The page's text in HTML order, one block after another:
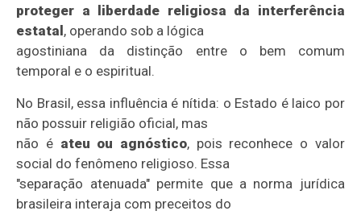
proteger a liberdade religiosa da interferência
estatal , operando sob a lógica
agostiniana da distinção entre o bem comum
temporal e o espiritual.
No Brasil, essa influência é nítida: o Estado é laico por
não possuir religião oficial, mas
não é ateu ou agnóstico, pois reconhece o valor
social do fenômeno religioso. Essa
"separação atenuada" permite que a norma jurídica
brasileira interaja com preceitos do